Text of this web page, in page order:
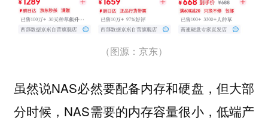
（图源：京东）
虽然说NAS必然要配备内存和硬盘，但大部
分时候，NAS需要的内存容量很小，低端产